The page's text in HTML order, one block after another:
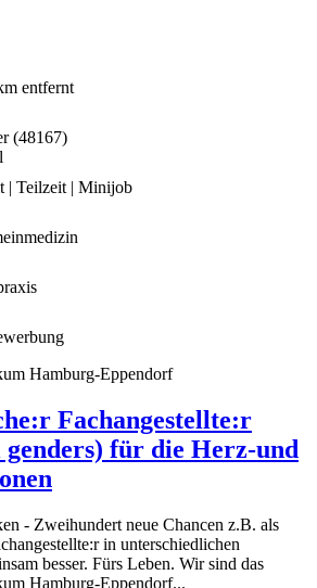
entfernt
(48167)
| Teilzeit | Minijob
Hamburg-Eppendorf
Fachangestellte:r
für die Herz-und
- Zweihundert neue Chancen z.B. als
in unterschiedlichen
besser. Fürs Leben. Wir sind das
Hamburg-Eppendorf...